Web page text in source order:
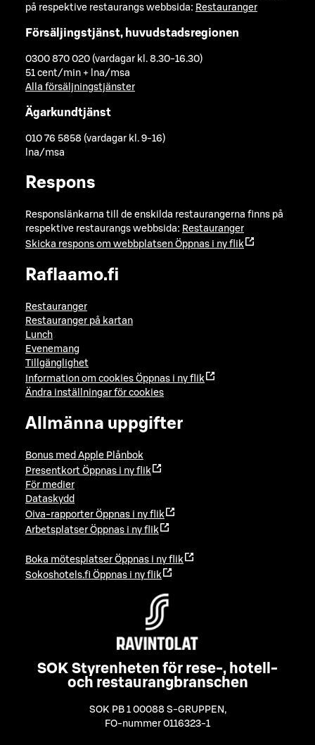
på respektive restaurangs webbsida: Restauranger
Försäljingstjänst, huvudstadsregionen
0300 870 020 (vardagar kl. 8.30-16.30)
51 cent/min + lna/msa
Alla försäljningstjänster
Ägarkundtjänst
010 76 5858 (vardagar kl. 9-16)
lna/msa
Respons
Responslänkarna till de enskilda restaurangerna finns på
respektive restaurangs webbsida: Restauranger
Skicka respons om webbplatsen Öppnas i ny flik
Raflaamo.fi
Restauranger
Restauranger på kartan
Lunch
Evenemang
Tillgänglighet
Information om cookies Öppnas i ny flik
Ändra inställningar för cookies
Allmänna uppgifter
Bonus med Apple Plånbok
Presentkort Öppnas i ny flik
För medier
Dataskydd
Oiva-rapporter Öppnas i ny flik
Arbetsplatser Öppnas i ny flik
Boka mötesplatser Öppnas i ny flik
Sokoshotels.fi Öppnas i ny flik
SOK Styrenheten för rese-, hotell-
och restaurangbranschen
SOK PB 1 00088 S-GRUPPEN ,
FO-nummer 0116323-1